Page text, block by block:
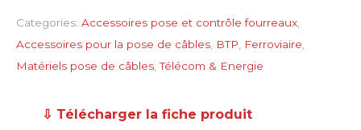
Categories: Accessoires pose et contrôle fourreaux
Accessoires pour la pose de câbles BTP Ferroviaire
Matériels pose de câbles ,Télécom & Energie
⇩ Télécharger la fiche produit